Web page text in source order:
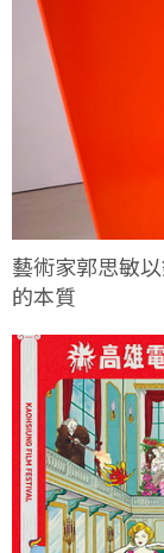
藝術家郭思敏
的本質